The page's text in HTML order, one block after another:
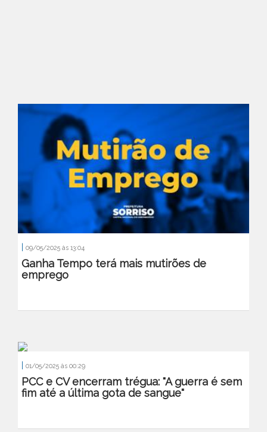
09/05/2025 às 13:04
Ganha Tempo terá mais mutirões de
emprego
01/05/2025 às 00:29
PCC e CV encerram trégua: "A guerra é sem
fim até a última gota de sangue"